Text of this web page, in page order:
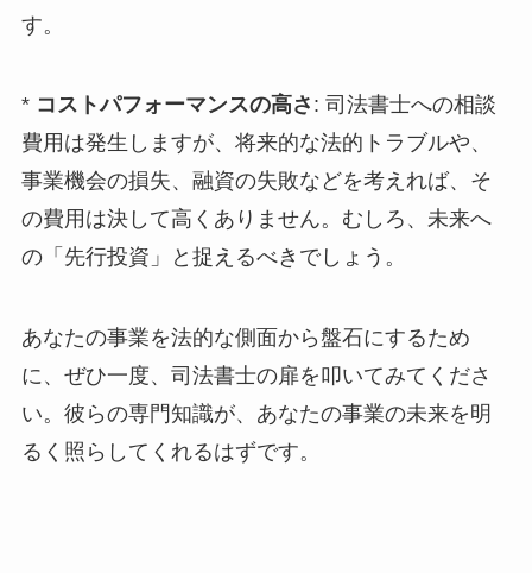
す。
* コストパフォーマンスの高さ : 司法書士への相談
費用は発生しますが、将来的な法的トラブルや、
事業機会の損失、融資の失敗などを考えれば、そ
の費用は決して高くありません。むしろ、未来へ
の「先行投資」と捉えるべきでしょう。
あなたの事業を法的な側面から盤石にするため
に、ぜひ一度、司法書士の扉を叩いてみてくださ
い。彼らの専門知識が、あなたの事業の未来を明
るく照らしてくれるはずです。